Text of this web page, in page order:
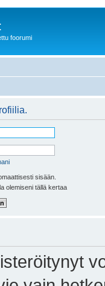
foorumi
sisään.
olemiseni tällä kertaa